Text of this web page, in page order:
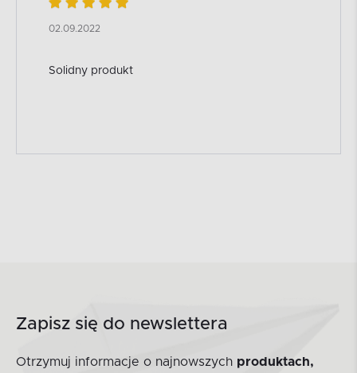
02.09.2022
Solidny produkt
Zapisz się do newslettera
Otrzymuj informacje o najnowszych produktach,